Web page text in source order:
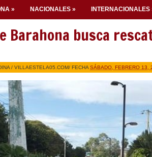
» NACIONALES » INTERNACIONALES
Barahona busca
/ VILLAESTELA05.COM/ FECHA SÁBADO, FEBRERO 13,